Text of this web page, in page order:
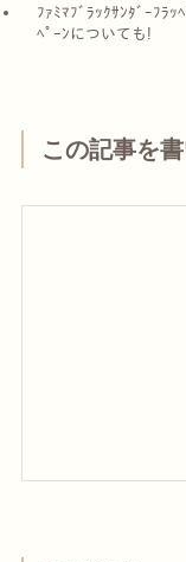
ﾌｧﾐﾏﾌﾞﾗｯｸｻﾝﾀﾞｰﾌﾗｯ
ﾍﾟｰﾝについても!
この記事を